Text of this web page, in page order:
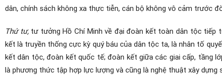
dân, chính sách không xa thực tiễn, cán bộ không vô cảm trước
Thứ tư, tư tưởng Hồ Chí Minh về đại đoàn kết toàn dân tộc tiếp
kết là truyền thống cực kỳ quý báu của dân tộc ta, là nhân tố
kết dân tộc, đoàn kết quốc tế; đoàn kết giữa các giai cấp, tầng
là phương thức tập hợp lực lượng và cũng là nghệ thuật xây dựng